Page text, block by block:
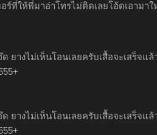
อร์ที่ให้พี่มาอ่าโทรไม่ติดเลยโอ้ดเอามา
ด ยางไม่เห็นโอนเลยครับเสื้อจะเสร็จ
ด ยางไม่เห็นโอนเลยครับเสื้อจะเสร็จ